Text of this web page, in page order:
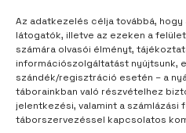
Az adatkezelés célja továbbá,
látogatók, illetve az ezeken a
számára olvasói élményt,
információszolgáltatást nyújtsunk,
szándék/regisztráció esetén – a
táborainkban való részvételhez
jelentkezési, valamint a
táborszervezéssel kapcsolatos